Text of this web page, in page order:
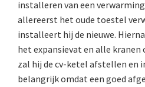
installeren van een
allereerst het oude toestel
installeert hij de nieuwe.
het expansievat en alle
zal hij de cv-ketel afstellen en
belangrijk omdat een goed